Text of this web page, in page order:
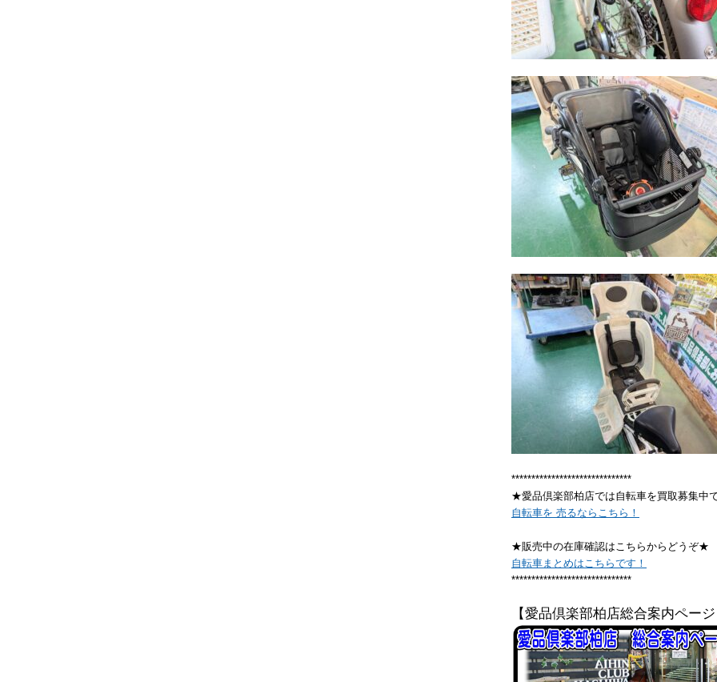
******************************
★愛品倶楽部柏店では自転車を買取募集中
自転車を 売るならこちら！
★販売中の在庫確認はこちらからどうぞ★
自転車まとめはこちらです！
******************************
【愛品倶楽部柏店総合案内ページ